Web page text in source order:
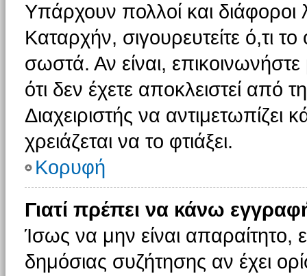
Υπάρχουν πολλοί και
Καταρχήν, σιγουρευτείτε ό,τι
σωστά. Αν είναι, επικοινωνήστε
ότι δεν έχετε αποκλειστεί από
Διαχειριστής να αντιμετωπίζει
χρειάζεται να το φτιάξει.
Κορυφή
Γιατί πρέπει να κάνω
Ίσως να μην είναι απαραίτητο,
δημόσιας συζήτησης αν έχει